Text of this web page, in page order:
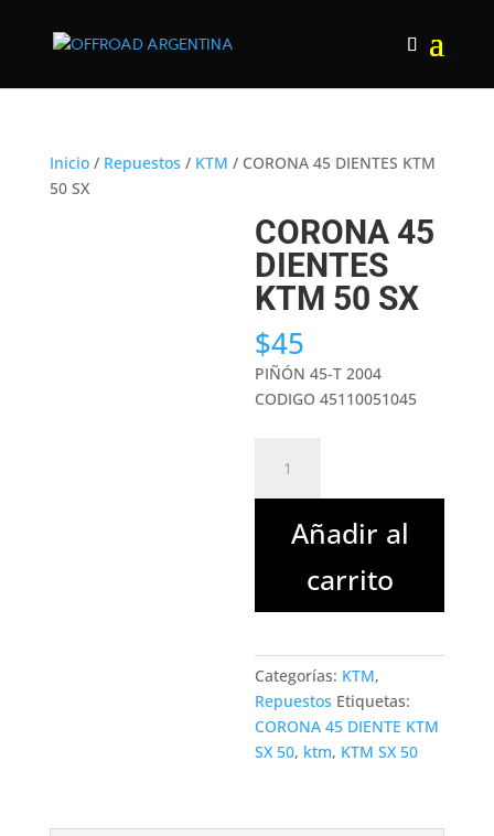
Inicio/ Repuestos / KTM / CORONA 45 DIENTES KTM
50 SX
CORONA 45
DIENTES
KTM 50 SX
$45
PIÑÓN 45-T 2004
CODIGO 45110051045
DIENTES
Añadir al
carrito
Categorías: KTM,
Repuestos Etiquetas:
CORONA 45 DIENTE KTM
SX 50, ktm, KTM SX 50